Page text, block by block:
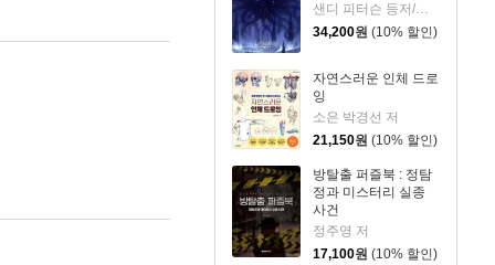
샌디 피터슨 등저/박나림 역
34,200원 (10% 할인)
자연스러운 인체 드로
잉
소은 박경선 저
21,150원 (10% 할인)
방탈출 퍼즐북 : 정탐
정과 미스터리 실종
사건
정주영 저
17,100원 (10% 할인)